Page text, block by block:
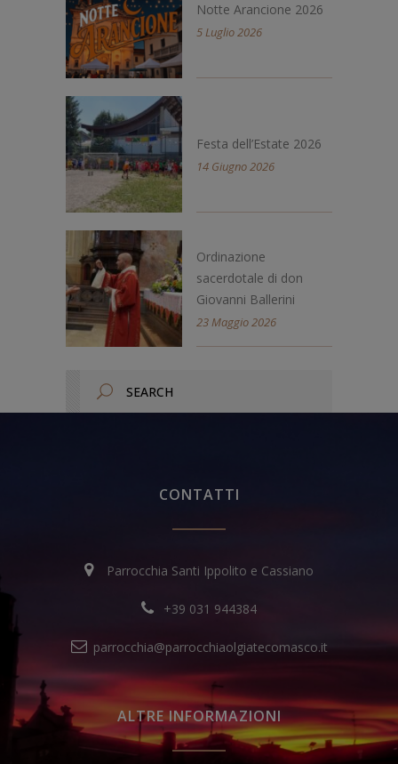
Notte Arancione 2026
5 Luglio 2026
Festa dell’Estate 2026
14 Giugno 2026
Ordinazione
sacerdotale di don
Giovanni Ballerini
23 Maggio 2026
CONTATTI
Parrocchia Santi Ippolito e Cassiano
+39 031 944384
parrocchia@parrocchiaolgiatecomasco.it
ALTRE INFORMAZIONI